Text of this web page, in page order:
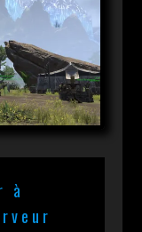
à